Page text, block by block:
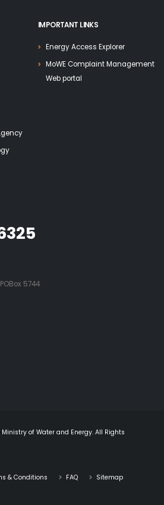
IMPORTANT LINKS
Energy Access Explorer
MoWE Complaint Management
Web portal
5744
of Water and Energy. All Rights
& Conditions FAQ
Sitemap